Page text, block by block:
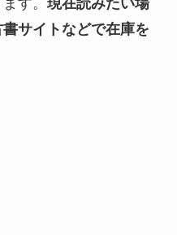
サイトなどで在庫を